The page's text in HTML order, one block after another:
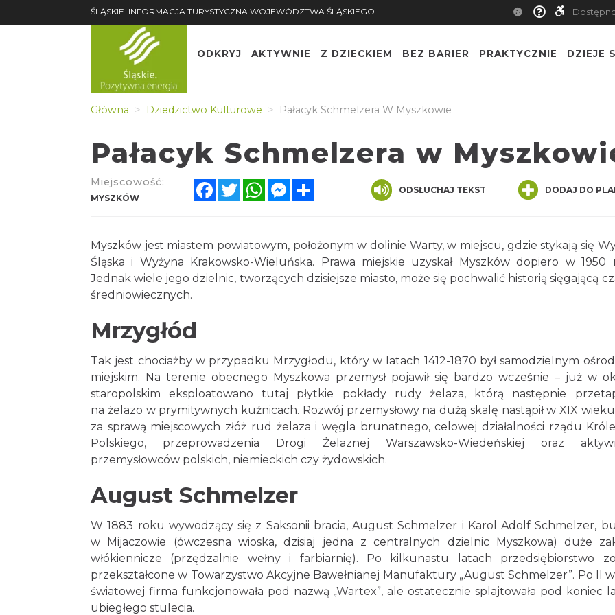
ŚLĄSKIE. INFORMACJA TURYSTYCZNA WOJEWÓDZTWA ŚLĄSKIEGO
ODKRYJ AKTYWNIE Z DZIECKIEM BEZ BARIER PRAKTYCZNIE DZIEJE
Główna Dziedzictwo Kulturowe Pałacyk Schmelzera W Myszkowie
Pałacyk Schmelzera w
Miejscowość:
MYSZKÓW
FacebookTwitterWhatsAppMessenger ODSŁUCHAJ TEKST DODAJ DO
Myszków jest miastem powiatowym, położonym w dolinie Warty, w miejscu, gdzie stykają się
Śląska i Wyżyna Krakowsko-Wieluńska. Prawa miejskie uzyskał Myszków dopiero w 1950
Jednak wiele jego dzielnic, tworzących dzisiejsze miasto, może się pochwalić historią sięgającą
średniowiecznych.
Mrzygłód
Tak jest chociażby w przypadku Mrzygłodu, który w latach 1412-1870 był samodzielnym
miejskim. Na terenie obecnego Myszkowa przemysł pojawił się bardzo wcześnie – już w
staropolskim eksploatowano tutaj płytkie pokłady rudy żelaza, którą następnie
na żelazo w prymitywnych kuźnicach. Rozwój przemysłowy na dużą skalę nastąpił w XIX
za sprawą miejscowych złóż rud żelaza i węgla brunatnego, celowej działalności rządu
Polskiego, przeprowadzenia Drogi Żelaznej Warszawsko-Wiedeńskiej oraz
przemysłowców polskich, niemieckich czy żydowskich.
August Schmelzer
W 1883 roku wywodzący się z Saksonii bracia, August Schmelzer i Karol Adolf Schmelzer,
w Mijaczowie (ówczesna wioska, dzisiaj jedna z centralnych dzielnic Myszkowa) duże
włókiennicze (przędzalnie wełny i farbiarnię). Po kilkunastu latach przedsiębiorstwo
przekształcone w Towarzystwo Akcyjne Bawełnianej Manufaktury „August Schmelzer”. Po II
światowej firma funkcjonowała pod nazwą „Wartex”, ale ostatecznie splajtowała pod koniec
ubiegłego stulecia.